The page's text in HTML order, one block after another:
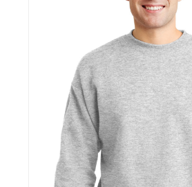
Pantalones
Polos
Shorts
Sweaters
T-shirts
Trabajo